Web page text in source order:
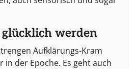
werden
Aufklärungs-Kram
in der Epoche. Es geht auch